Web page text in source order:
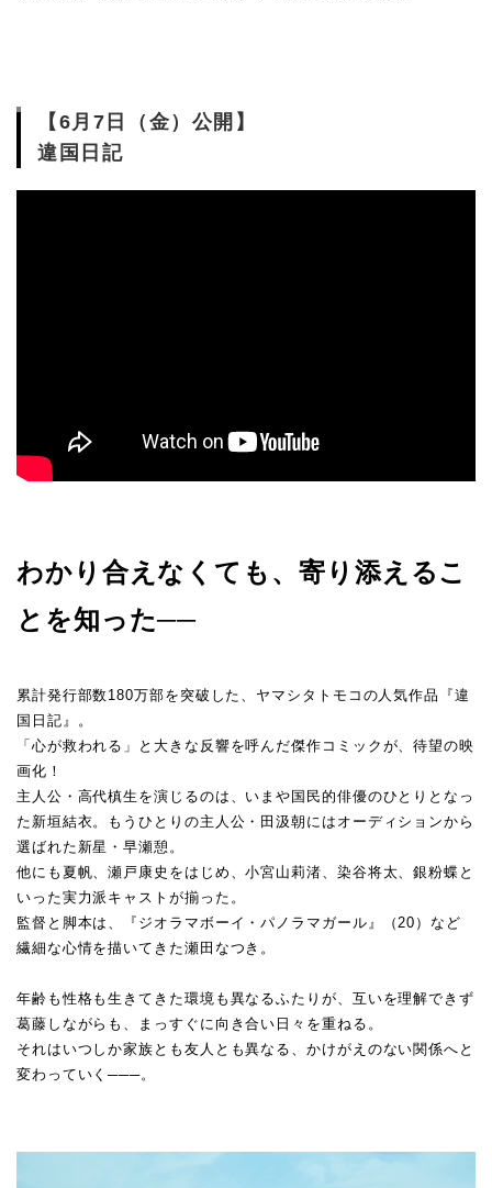
【6月7日（金）公開】
違国日記
わかり合えなくても、寄り添えるこ
とを知った──
累計発行部数180万部を突破した、ヤマシタトモコの人気作品『違
国日記』。
「心が救われる」と大きな反響を呼んだ傑作コミックが、待望の映
画化！
主人公・高代槙生を演じるのは、いまや国民的俳優のひとりとなっ
た新垣結衣。もうひとりの主人公・田汲朝にはオーディションから
選ばれた新星・早瀬憩。
他にも夏帆、瀬戸康史をはじめ、小宮山莉渚、染谷将太、銀粉蝶と
いった実力派キャストが揃った。
監督と脚本は、『ジオラマボーイ・パノラマガール』（20）など
繊細な心情を描いてきた瀬田なつき。
年齢も性格も生きてきた環境も異なるふたりが、互いを理解できず
葛藤しながらも、まっすぐに向き合い日々を重ねる。
それはいつしか家族とも友人とも異なる、かけがえのない関係へと
変わっていく───。